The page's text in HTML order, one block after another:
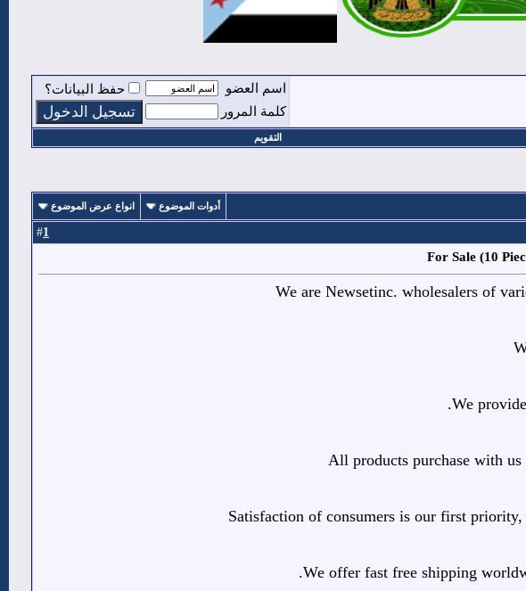
اسم العضو
حفظ البيانات؟
كلمة المرور
التقويم
أدوات الموضوع انواع عرض الموضوع
1
For Sale (10
We are Newsetinc. wholesalers of
We
All products purchase with
Satisfaction of consumers is our first
We offer fast free shipping